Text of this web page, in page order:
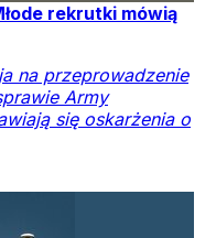
rekrutki mówią
na przeprowadzenie
Army
się oskarżenia o